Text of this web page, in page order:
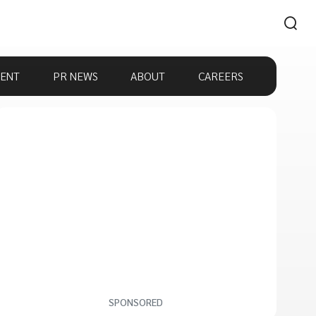
PR NEWS ABOUT CAREERS
SPONSORED